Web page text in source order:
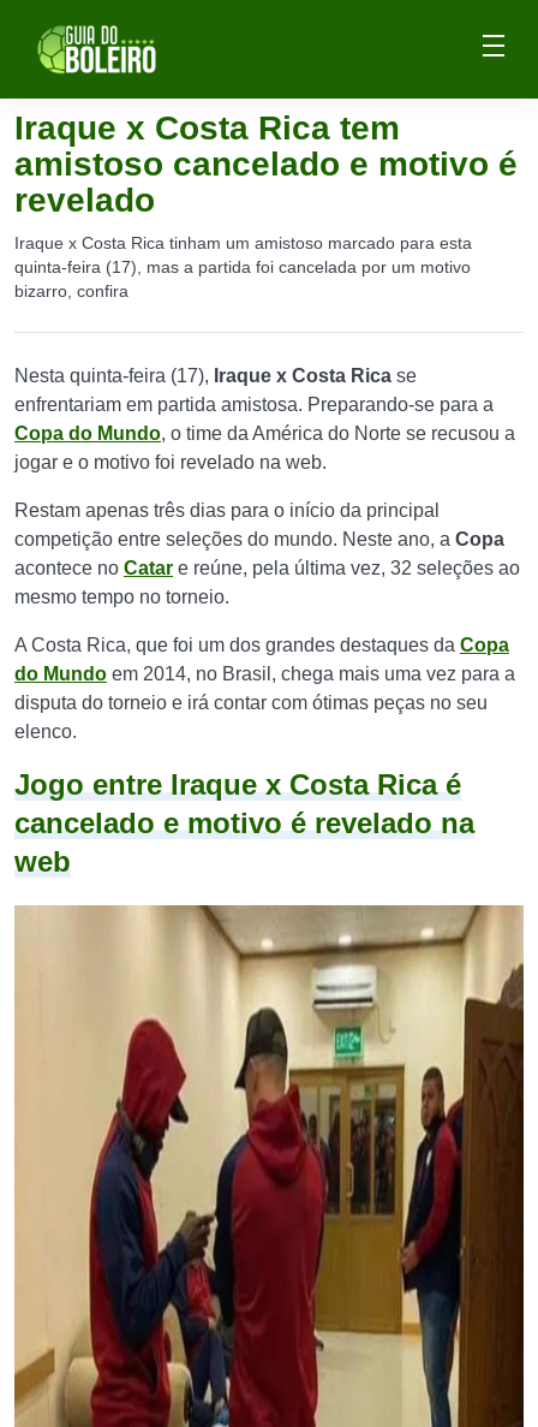
Iraque x Costa Rica tem
amistoso cancelado e motivo é
revelado
Iraque x Costa Rica tinham um amistoso marcado para esta
quinta-feira (17), mas a partida foi cancelada por um motivo
bizarro, confira
Nesta quinta-feira (17), Iraque x Costa Rica se
enfrentariam em partida amistosa. Preparando-se para a
Copa do Mundo, o time da América do Norte se recusou a
jogar e o motivo foi revelado na web.
Restam apenas três dias para o início da principal
competição entre seleções do mundo. Neste ano, a Copa
acontece no Catar e reúne, pela última vez, 32 seleções ao
mesmo tempo no torneio.
A Costa Rica, que foi um dos grandes destaques da Copa
do Mundo em 2014, no Brasil, chega mais uma vez para a
disputa do torneio e irá contar com ótimas peças no seu
elenco.
Jogo entre Iraque x Costa Rica é
cancelado e motivo é revelado na
web